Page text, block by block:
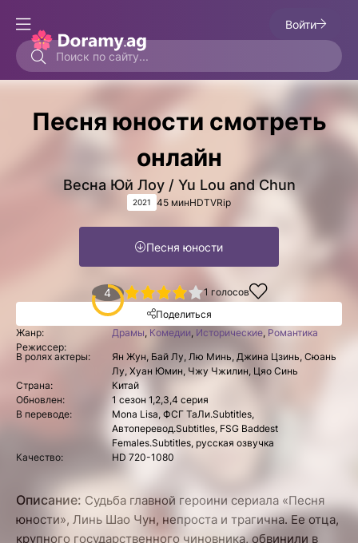
Войти
Песня юности смотреть
онлайн
Весна Юй Лоу / Yu Lou and Chun
2021 45 минHDTVRip
Песня юности
4
4 5 1 голосов
Поделиться
Жанр:
Драмы, Комедии, Исторические, Романтика
Режиссер:
В ролях актеры:
Ян Жун, Бай Лу, Лю Минь, Джина Цзинь, Сюань
Лу, Хуан Юмин, Чжу Чжилин, Цяо Синь
Страна:
Китай
Обновлен:
1 сезон 1,2,3,4 серия
В переводе:
Mona Lisa, ФСГ ТаЛи.Subtitles,
Автоперевод.Subtitles, FSG Baddest
Females.Subtitles, русская озвучка
Качество:
HD 720-1080
Описание: Судьба главной героини сериала «Песня
юности», Линь Шао Чун, непроста и трагична. Ее отца,
крупного государственного чиновника, обвинили в